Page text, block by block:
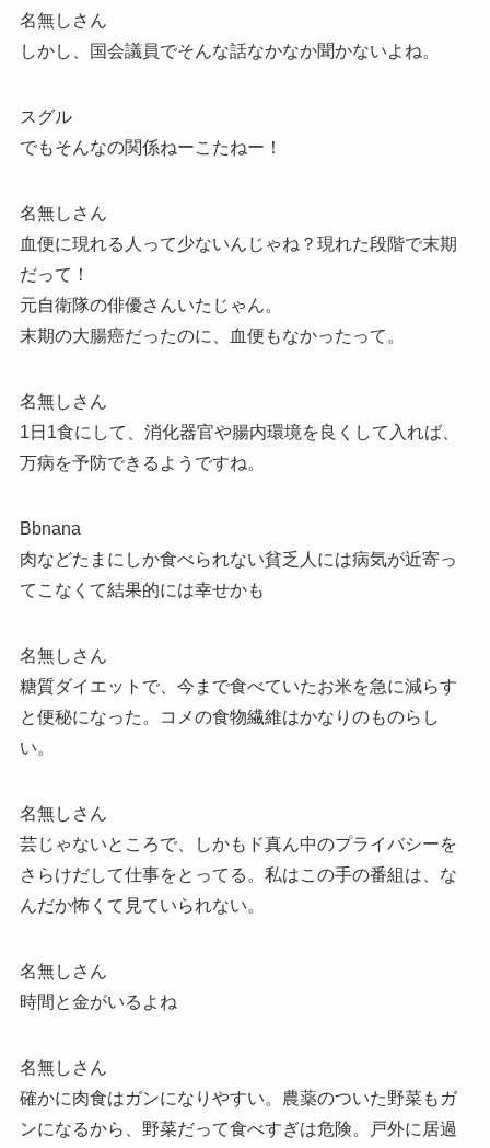
名無しさん
しかし、国会議員でそんな話なかなか聞かないよね。
スグル
でもそんなの関係ねーこたねー！
名無しさん
血便に現れる人って少ないんじゃね？現れた段階で末期
だって！
元自衛隊の俳優さんいたじゃん。
末期の大腸癌だったのに、血便もなかったって。
名無しさん
1日1食にして、消化器官や腸内環境を良くして入れば、
万病を予防できるようですね。
Bbnana
肉などたまにしか食べられない貧乏人には病気が近寄っ
てこなくて結果的には幸せかも
名無しさん
糖質ダイエットで、今まで食べていたお米を急に減らす
と便秘になった。コメの食物繊維はかなりのものらし
い。
名無しさん
芸じゃないところで、しかもド真ん中のプライバシーを
さらけだして仕事をとってる。私はこの手の番組は、な
んだか怖くて見ていられない。
名無しさん
時間と金がいるよね
名無しさん
確かに肉食はガンになりやすい。農薬のついた野菜もガ
ンになるから、野菜だって食べすぎは危険。戸外に居過